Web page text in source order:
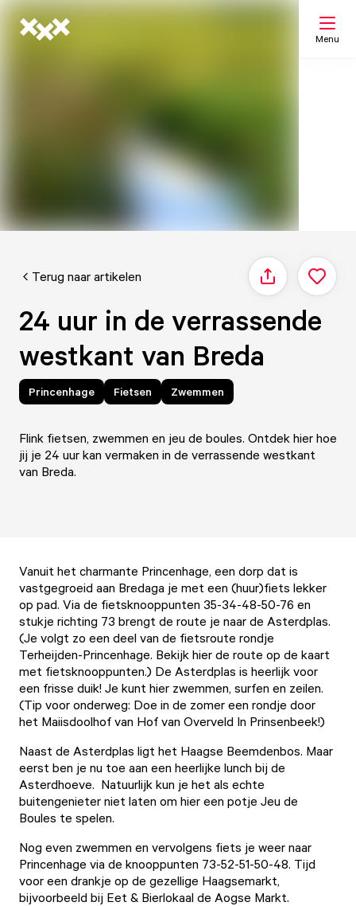
Menu
Terug naar artikelen Delen
24 uur in de verrassende
westkant van Breda
Princenhage Fietsen Zwemmen
Flink fietsen, zwemmen en jeu de boules. Ontdek hier hoe
jij je 24 uur kan vermaken in de verrassende westkant
van Breda.
Vanuit het charmante Princenhage, een dorp dat is
vastgegroeid aan Bredaga je met een (huur)fiets lekker
op pad. Via de fietsknooppunten 35-34-48-50-76 en
stukje richting 73 brengt de route je naar de Asterdplas.
(Je volgt zo een deel van de fietsroute rondje
Terheijden-Princenhage. Bekijk hier de route op de kaart
met fietsknooppunten.) De Asterdplas is heerlijk voor
een frisse duik! Je kunt hier zwemmen, surfen en zeilen.
(Tip voor onderweg: Doe in de zomer een rondje door
het Maiisdoolhof van Hof van Overveld In Prinsenbeek!)
Naast de Asterdplas ligt het Haagse Beemdenbos. Maar
eerst ben je nu toe aan een heerlijke lunch bij de
Asterdhoeve. Natuurlijk kun je het als echte
buitengenieter niet laten om hier een potje Jeu de
Boules te spelen.
Nog even zwemmen en vervolgens fiets je weer naar
Princenhage via de knooppunten 73-52-51-50-48. Tijd
voor een drankje op de gezellige Haagsemarkt,
bijvoorbeeld bij Eet & Bierlokaal de Aogse Markt.